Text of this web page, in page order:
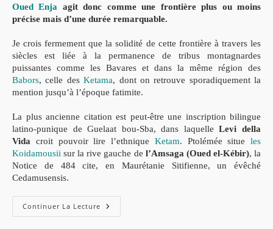
Oued Enja agit donc comme une frontière plus ou moins
précise mais d’une durée remarquable.
Je crois fermement que la solidité de cette frontière à travers les
siècles est liée à la permanence de tribus montagnardes
puissantes comme les Bavares et dans la même région des
Babors, celle desKetama, dont on retrouve sporadiquement la
mention jusqu’à l’époque fatimite.
La plus ancienne citation est peut-être une inscription bilingue
latino-punique de Guelaat bou-Sba, dans laquelleLevi della
Vida croit pouvoir lire l’ethnique Ketam. Ptolémée situe les
Koidamousii sur la rive gauche de l’Amsaga (Oued el-Kébir), la
Notice de 484 cite, en Maurétanie Sitifienne, un évêché
Cedamusensis.
Continuer La Lecture KETAMA
: